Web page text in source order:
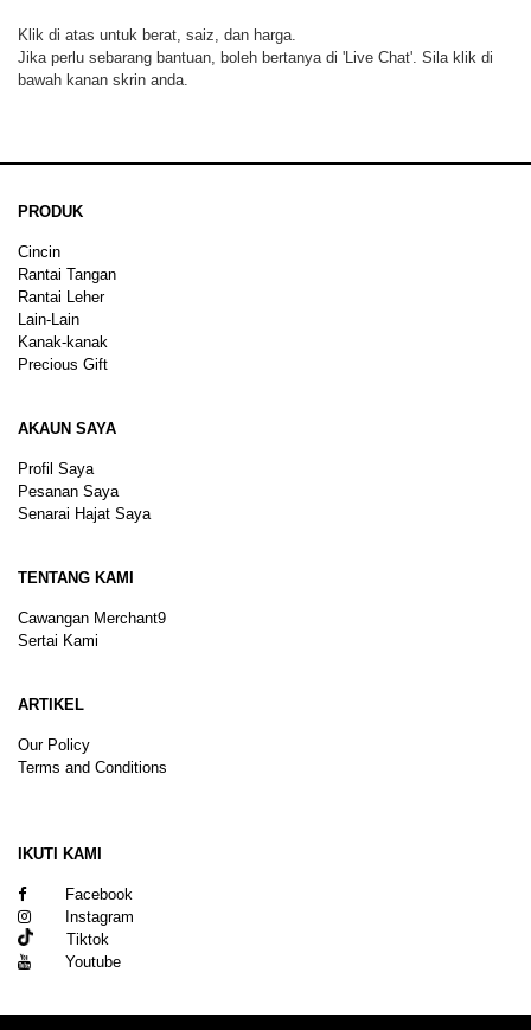
Klik di atas untuk berat, saiz, dan harga.
Jika perlu sebarang bantuan, boleh bertanya di 'Live Chat'. Sila klik di
bawah kanan skrin anda.
PRODUK
Cincin
Rantai Tangan
Rantai Leher
Lain-Lain
Kanak-kanak
Precious Gift
AKAUN SAYA
Profil Saya
Pesanan Saya
Senarai Hajat Saya
TENTANG KAMI
Cawangan Merchant9
Sertai Kami
ARTIKEL
Our Policy
Terms and Conditions
IKUTI KAMI
Facebook
Instagram
Tiktok
Youtube